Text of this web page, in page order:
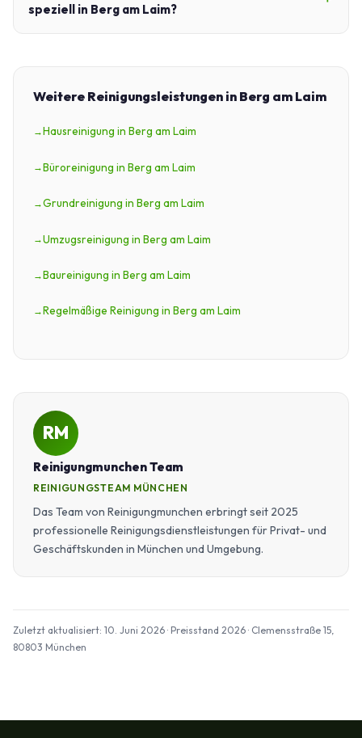
speziell in Berg am Laim?
Weitere Reinigungsleistungen in Berg am Laim
Hausreinigung in Berg am Laim
Büroreinigung in Berg am Laim
Grundreinigung in Berg am Laim
Umzugsreinigung in Berg am Laim
Baureinigung in Berg am Laim
Regelmäßige Reinigung in Berg am Laim
RM
Reinigungmunchen Team
REINIGUNGSTEAM MÜNCHEN
Das Team von Reinigungmunchen erbringt seit 2025
professionelle Reinigungsdienstleistungen für Privat- und
Geschäftskunden in München und Umgebung.
Zuletzt aktualisiert: 10. Juni 2026 · Preisstand 2026 · Clemensstraße 15,
80803 München